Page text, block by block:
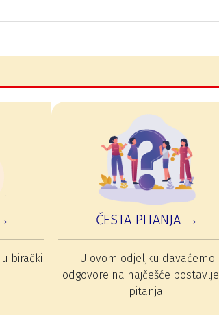
birački
ČESTA PITANJA →
U ovom odjeljku davaćemo
odgovore na najčešće
pitanja.